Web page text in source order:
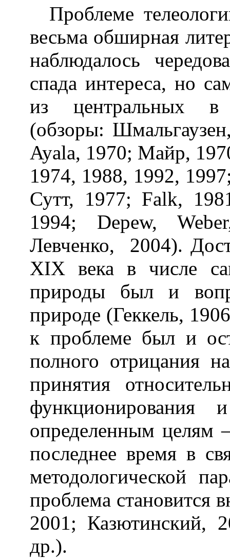
Проблеме
весьма обширная
наблюдалось
спада интереса, но
из центральных в
(обзоры:
Ayala, 1970; Майр,
1974, 1988, 1992,
Сутт, 1977; Falk,
1994; Depew, Weber
Левченко, 2004).
XIX века в числе
природы был и
природе (Геккель,
к проблеме был и
полного отрицания
принятия
функционирования
определенным целям
последнее время в
методологической
проблема становится
2001; Казютинский,
др.).